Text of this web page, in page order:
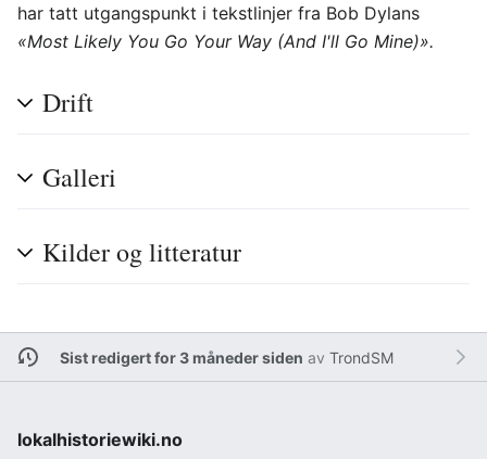
har tatt utgangspunkt i tekstlinjer fra Bob Dylans
«Most Likely You Go Your Way (And I'll Go Mine)».
Drift
Galleri
Kilder og litteratur
Sist redigert for 3 måneder siden av TrondSM
lokalhistoriewiki.no